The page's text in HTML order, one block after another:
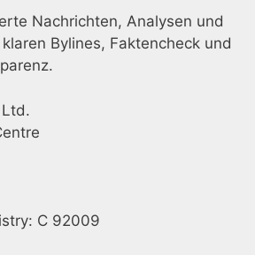
Nachrichten, Analysen und
Bylines, Faktencheck und
C 92009